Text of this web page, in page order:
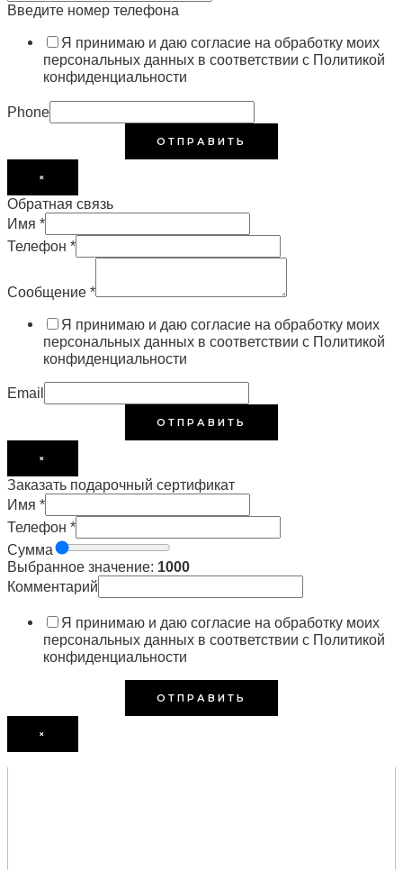
Введите номер телефона
Я принимаю и даю согласие на обработку моих
персональных данных в соответствии с Политикой
конфиденциальности
Phone
ОТПРАВИТЬ
×
Обратная связь
Имя *
Телефон *
Сообщение *
Я принимаю и даю согласие на обработку моих
персональных данных в соответствии с Политикой
конфиденциальности
Email
ОТПРАВИТЬ
×
Заказать подарочный сертификат
Имя *
Телефон *
Сумма
Выбранное значение: 1000
Комментарий
Я принимаю и даю согласие на обработку моих
персональных данных в соответствии с Политикой
конфиденциальности
ОТПРАВИТЬ
×